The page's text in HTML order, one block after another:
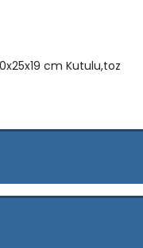
cm Kutulu,toz